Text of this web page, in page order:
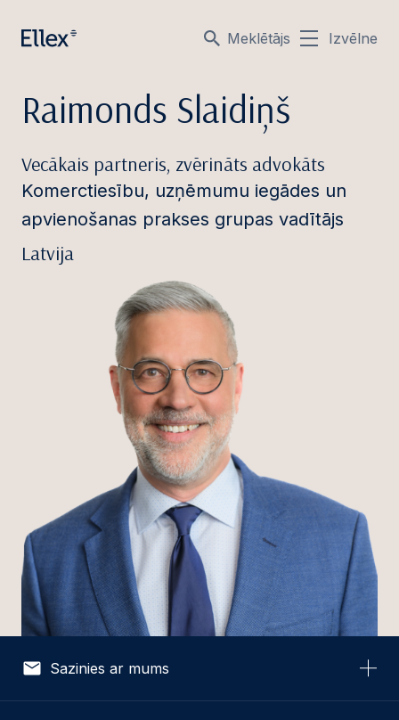
Meklētājs Izvēlne
Raimonds Slaidiņš
Vecākais partneris, zvērināts advokāts
Komerctiesību, uzņēmumu iegādes un
apvienošanas prakses grupas vadītājs
Latvija
Sazinies ar mums